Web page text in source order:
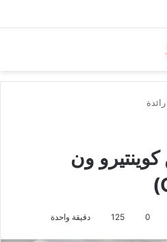
ون
0
125 دقيقة واحدة